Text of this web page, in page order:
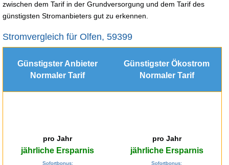
zwischen dem Tarif in der Grundversorgung und dem Tarif des
günstigsten Stromanbieters gut zu erkennen.
Stromvergleich für Olfen, 59399
Günstigster Anbieter
Normaler Tarif
Günstigster Ökostrom
Normaler Tarif
pro Jahr
jährliche Ersparnis
Sofortbonus:
pro Jahr
jährliche Ersparnis
Sofortbonus: